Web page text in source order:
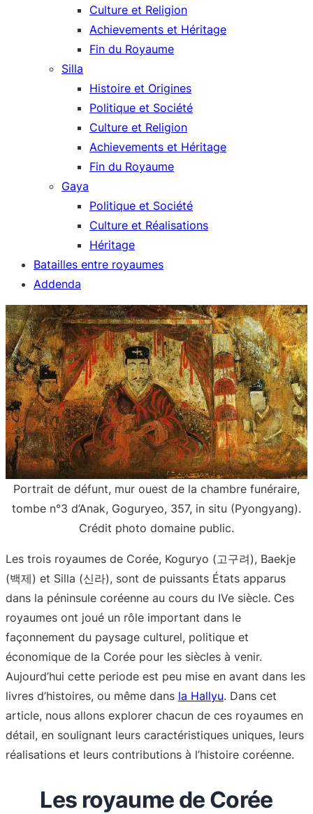
Culture et Religion
Achievements et Héritage
Fin du Royaume
Silla
Histoire et Origines
Politique et Société
Culture et Religion
Achievements et Héritage
Fin du Royaume
Gaya
Politique et Société
Culture et Réalisations
Héritage
Batailles entre royaumes
Addenda
Portrait de défunt, mur ouest de la chambre funéraire,
tombe n°3 d’Anak, Goguryeo, 357, in situ (Pyongyang).
Crédit photo domaine public.
Les trois royaumes de Corée, Koguryo (고구려), Baekje
(백제) et Silla (신라), sont de puissants États apparus
dans la péninsule coréenne au cours du IVe siècle. Ces
royaumes ont joué un rôle important dans le
façonnement du paysage culturel, politique et
économique de la Corée pour les siècles à venir.
Aujourd’hui cette periode est peu mise en avant dans les
livres d’histoires, ou même dans la Hallyu. Dans cet
article, nous allons explorer chacun de ces royaumes en
détail, en soulignant leurs caractéristiques uniques, leurs
réalisations et leurs contributions à l’histoire coréenne.
Les royaume de Corée